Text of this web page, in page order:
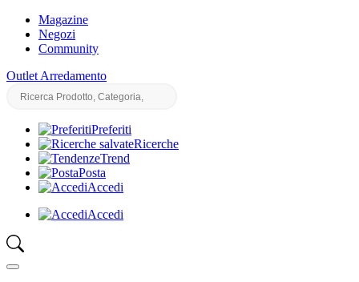
Magazine
Negozi
Community
Outlet Arredamento
Preferiti
Ricerche
Trend
Posta
Accedi
Accedi